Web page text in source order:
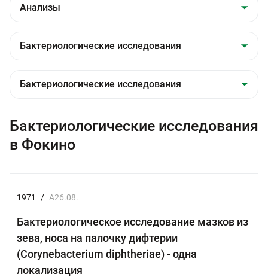
Бактериологические исследования
в Фокино
1971 / A26.08.
Бактериологическое исследование мазков из
зева, носа на палочку дифтерии
(Corynebacterium diphtheriae) - одна
локализация